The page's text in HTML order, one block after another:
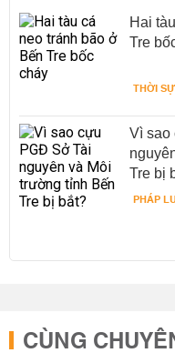
Hai
Tre
THỜI SỰ
Vì sao
Tre bị
PHÁP
CÙNG